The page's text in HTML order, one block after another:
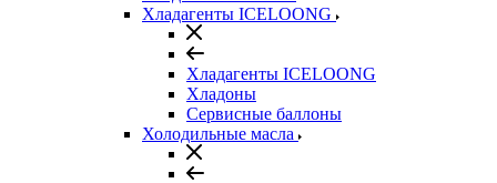
Хладагенты ICELOONG
Хладагенты ICELOONG
Хладоны
Сервисные баллоны
Холодильные масла